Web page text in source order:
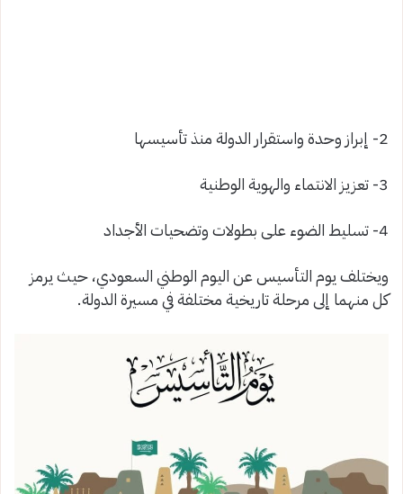
2- إبراز وحدة واستقرار الدولة منذ تأسيسها
3- تعزيز الانتماء والهوية الوطنية
4- تسليط الضوء على بطولات وتضحيات الأجداد
ويختلف يوم التأسيس عن اليوم الوطني السعودي، حيث يرمز
كل منهما إلى مرحلة تاريخية مختلفة في مسيرة الدولة.